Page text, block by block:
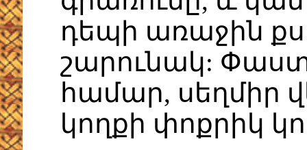
դեպի առաջին
շարունակ:
համար, սեղմիր
կողքի փոքրիկ